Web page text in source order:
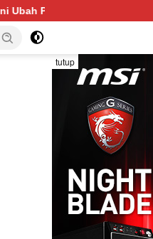
Desa Sukakarya Musi
tutup